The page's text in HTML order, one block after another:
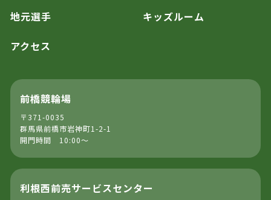
地元選手 キッズルーム
アクセス
前橋競輪場
〒371-0035
群馬県前橋市岩神町1-2-1
開門時間 10:00～
利根西前売サービスセンター